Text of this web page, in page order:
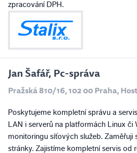
zpracování DPH.
Jan Šafář, Pc-správa
Pražská 810/16, 102 00 Praha,
Poskytujeme kompletní správu a
LAN i serverů na platformách Linux či
monitoringu síťových služeb. Zaměřuji
stránky. Zajistíme kompletní servis od